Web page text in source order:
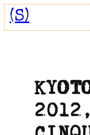
Aller
au(S)
2012,